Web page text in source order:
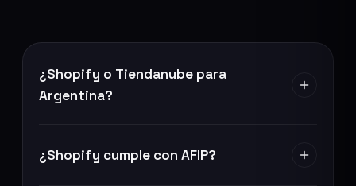
¿Shopify o Tiendanube para
Argentina?
¿Shopify cumple con AFIP?